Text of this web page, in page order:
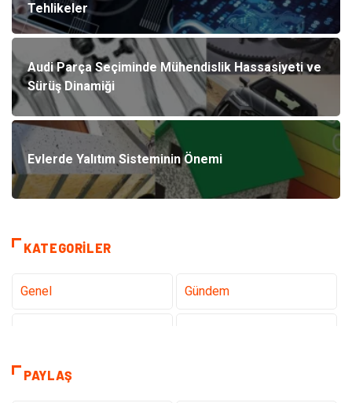
Tehlikeler
Audi Parça Seçiminde Mühendislik Hassasiyeti ve
Sürüş Dinamiği
Evlerde Yalıtım Sisteminin Önemi
KATEGORILER
Genel Gündem
Tanıtıcı Reklam
PAYLAŞ